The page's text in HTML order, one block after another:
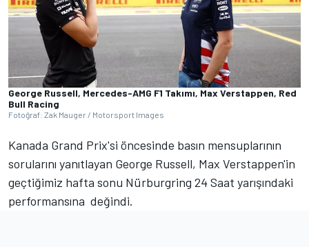
George Russell, Mercedes-AMG F1 Takımı, Max Verstappen, Red
Bull Racing
Fotoğraf: Zak Mauger / Motorsport Images
Kanada Grand Prix'si öncesinde basın mensuplarının
sorularını yanıtlayan George Russell, Max Verstappen'in
geçtiğimiz hafta sonu Nürburgring 24 Saat yarışındaki
performansına değindi.